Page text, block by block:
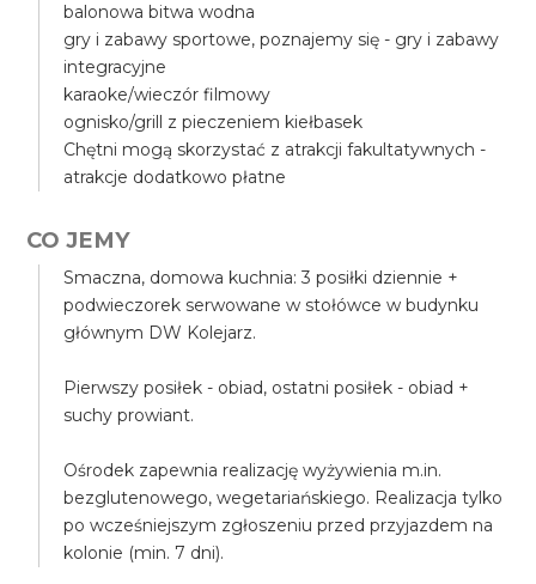
balonowa bitwa wodna
gry i zabawy sportowe, poznajemy się - gry i zabawy
integracyjne
karaoke/wieczór filmowy
ognisko/grill z pieczeniem kiełbasek
Chętni mogą skorzystać z atrakcji fakultatywnych -
atrakcje dodatkowo płatne
CO JEMY
Smaczna, domowa kuchnia: 3 posiłki dziennie +
podwieczorek serwowane w stołówce w budynku
głównym DW Kolejarz.
Pierwszy posiłek - obiad, ostatni posiłek - obiad +
suchy prowiant.
Ośrodek zapewnia realizację wyżywienia m.in.
bezglutenowego, wegetariańskiego. Realizacja tylko
po wcześniejszym zgłoszeniu przed przyjazdem na
kolonie (min. 7 dni).